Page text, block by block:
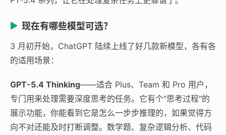
现在有哪些模型可选？
3 月初开始，ChatGPT 陆续上线了好几款新模型，各有各
的适用场景：
GPT-5.4 Thinking——适合 Plus、Team 和 Pro 用户，
专门用来处理需要深度思考的任务。它有个"思考过程"的
展示功能，你能看到它是怎么一步步推理的，如果觉得方
向不对还能及时打断调整。数学题、复杂逻辑分析、代码